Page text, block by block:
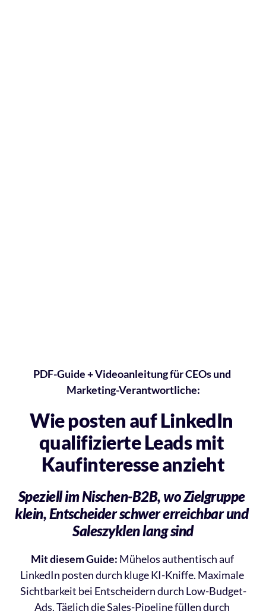
PDF-Guide + Videoanleitung für CEOs und
Marketing-Verantwortliche:
Wie posten auf LinkedIn
qualifizierte Leads mit
Kaufinteresse anzieht
Speziell im Nischen-B2B, wo Zielgruppe
klein, Entscheider schwer erreichbar und
Saleszyklen lang sind
Mit diesem Guide: Mühelos authentisch auf
LinkedIn posten durch kluge KI-Kniffe. Maximale
Sichtbarkeit bei Entscheidern durch Low-Budget-
Ads. Täglich die Sales-Pipeline füllen durch